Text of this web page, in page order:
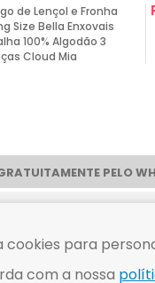
de Lençol e Fronha
Size Bella Enxovais
100% Algodão 3
Cloud Mia
PELO
cookies para
com a nossa